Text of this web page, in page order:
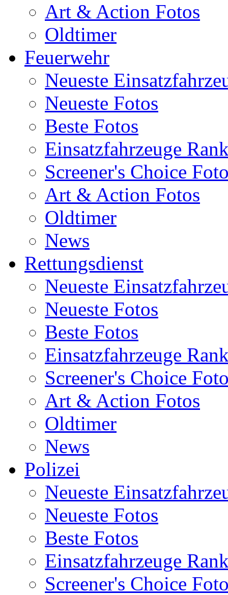
Art & Action Fotos
Oldtimer
Feuerwehr
Neueste
Neueste Fotos
Beste Fotos
Einsatzfahrzeuge
Screener's Choice
Art & Action Fotos
Oldtimer
News
Rettungsdienst
Neueste
Neueste Fotos
Beste Fotos
Einsatzfahrzeuge
Screener's Choice
Art & Action Fotos
Oldtimer
News
Polizei
Neueste
Neueste Fotos
Beste Fotos
Einsatzfahrzeuge
Screener's Choice